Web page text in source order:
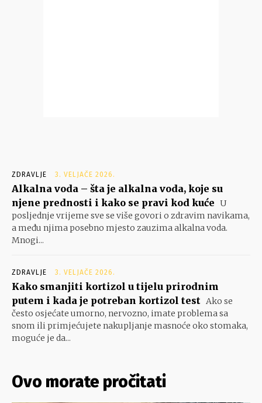
ZDRAVLJE 3. VELJAČE 2026.
Alkalna voda – šta je alkalna voda, koje su
njene prednosti i kako se pravi kod kuće U
posljednje vrijeme sve se više govori o zdravim navikama,
a među njima posebno mjesto zauzima alkalna voda.
Mnogi...
ZDRAVLJE 3. VELJAČE 2026.
Kako smanjiti kortizol u tijelu prirodnim
putem i kada je potreban kortizol test Ako se
često osjećate umorno, nervozno, imate problema sa
snom ili primjećujete nakupljanje masnoće oko stomaka,
moguće je da...
Ovo morate pročitati